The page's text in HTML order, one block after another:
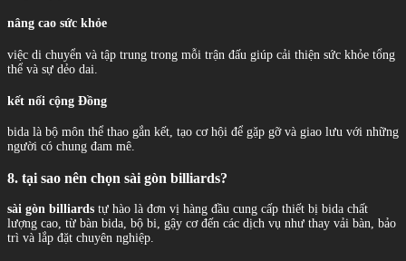
nâng cao sức khỏe
việc di chuyển và tập trung trong mỗi trận đấu giúp cải thiện sức khỏe tổng
thể và sự dẻo dai.
kết nối cộng Đồng
bida là bộ môn thể thao gắn kết, tạo cơ hội để gặp gỡ và giao lưu với những
người có chung đam mê.
8. tại sao nên chọn sài gòn billiards?
sài gòn billiards tự hào là đơn vị hàng đầu cung cấp thiết bị bida chất
lượng cao, từ bàn bida, bộ bi, gậy cơ đến các dịch vụ như thay vải bàn, bảo
trì và lắp đặt chuyên nghiệp.